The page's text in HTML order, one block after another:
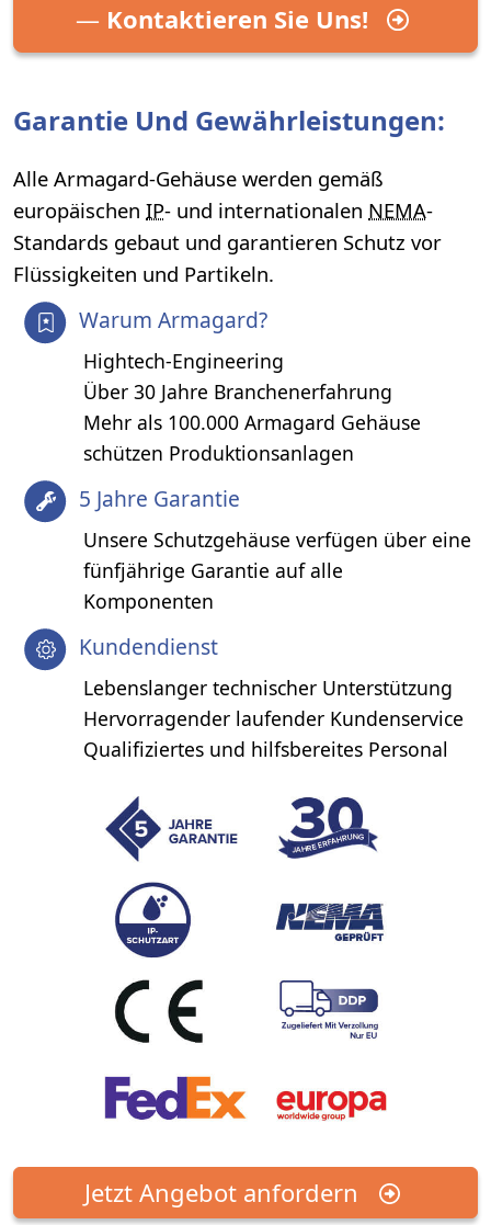
— Kontaktieren Sie Uns!
Garantie Und Gewährleistungen:
Alle Armagard-Gehäuse werden gemäß
europäischen IP- und internationalen NEMA-
Standards gebaut und garantieren Schutz vor
Flüssigkeiten und Partikeln.
Warum Armagard?
Hightech-Engineering
Über 30 Jahre Branchenerfahrung
Mehr als 100.000 Armagard Gehäuse
schützen Produktionsanlagen
5 Jahre Garantie
Unsere Schutzgehäuse verfügen über eine
fünfjährige Garantie auf alle
Komponenten
Kundendienst
Lebenslanger technischer Unterstützung
Hervorragender laufender Kundenservice
Qualifiziertes und hilfsbereites Personal
Jetzt Angebot anfordern